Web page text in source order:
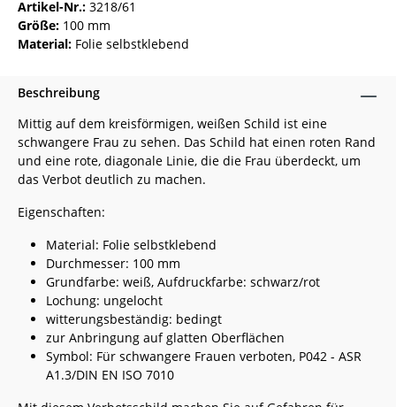
Artikel-Nr.: 3218/61
Größe: 100 mm
Material: Folie selbstklebend
Beschreibung
Mittig auf dem kreisförmigen, weißen Schild ist eine
schwangere Frau zu sehen. Das Schild hat einen roten Rand
und eine rote, diagonale Linie, die die Frau überdeckt, um
das Verbot deutlich zu machen.
Eigenschaften:
Material: Folie selbstklebend
Durchmesser: 100 mm
Grundfarbe: weiß, Aufdruckfarbe: schwarz/rot
Lochung: ungelocht
witterungsbeständig: bedingt
zur Anbringung auf glatten Oberflächen
Symbol: Für schwangere Frauen verboten, P042 - ASR
A1.3/DIN EN ISO 7010